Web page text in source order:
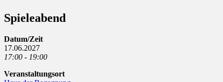
Spieleabend
Datum/Zeit
17.06.2027
17:00 - 19:00
Veranstaltungsort